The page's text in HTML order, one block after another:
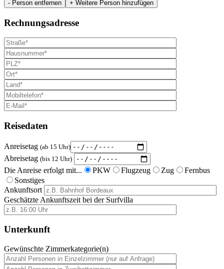
- Person entfernen + Weitere Person hinzufügen
Rechnungsadresse
Reisedaten
Anreisetag (ab 15 Uhr)
Abreisetag (bis 12 Uhr)
Die Anreise erfolgt mit... PKW Flugzeug Zug
Fernbus
Sonstiges
Ankunftsort
Geschätzte Ankunftszeit bei der Surfvilla
Unterkunft
Gewünschte Zimmerkategorie(n)